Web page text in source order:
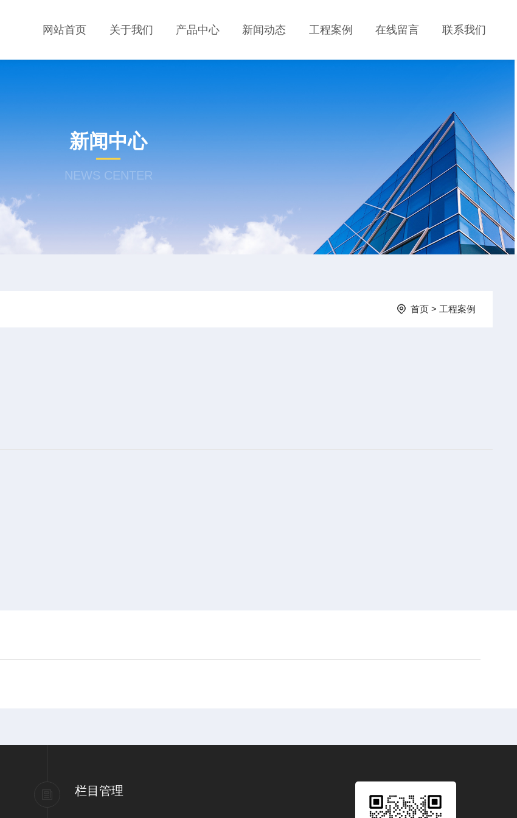
网站首页 关于我们 产品中心 新闻动态 工程案例 在线留言 联系我们
新闻中心
NEWS CENTER
首页> 工程案例
栏目管理